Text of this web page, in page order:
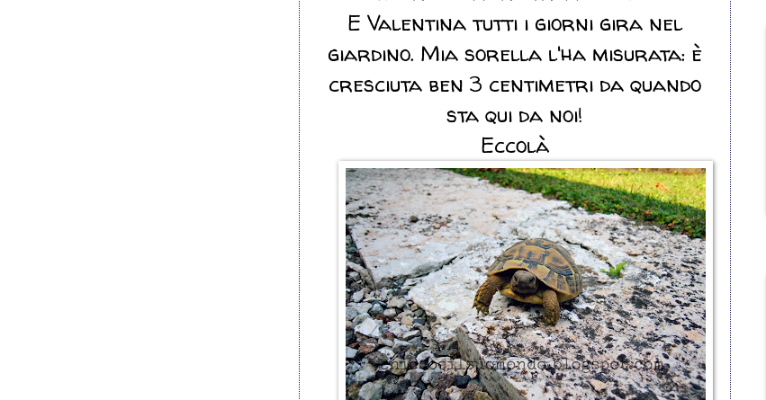
E Valentina tutti i giorni gira nel
giardino. Mia sorella l'ha misurata: è
cresciuta ben 3 centimetri da quando
sta qui da noi!
Eccolà